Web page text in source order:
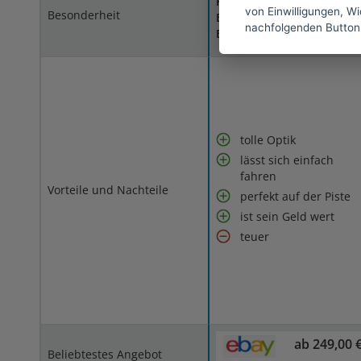
Besonderheit
Bindungen (nicht nur von
Burton)
Vorteile und Nachteile
tolle Optik
lässt sich einfach
fahren
perfekt auf der Piste
ist sein Geld wert
teuer
Beliebtestes Angebot
ab 249,00
von Einwilligungen,
nachfolgenden